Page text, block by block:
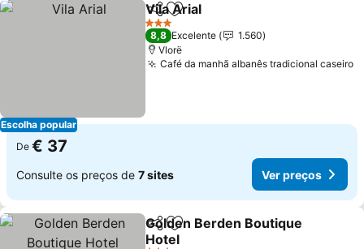
Escolha popular
PartilharAdicionar aos favoritos
Vila Arial
3 Estrelas
8,8 Excelente
1.560
Vlorë
Café da manhã albanês tradicional caseiro
De € 37
Consulte os preços de 7 sites Ver preços
PartilharAdicionar aos favoritos
Golden Berden Boutique
Hotel